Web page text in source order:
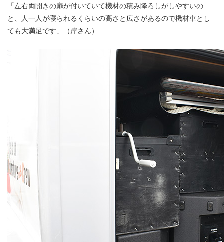
「左右両開きの扉が付いていて機材の積み降ろしがしやすいの
と、人一人が寝られるくらいの高さと広さがあるので機材車とし
ても大満足です」（岸さん）